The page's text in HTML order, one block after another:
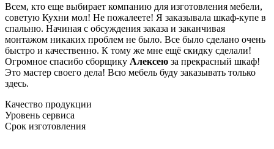
Всем, кто еще выбирает компанию для изготовления мебели,
советую Кухни мол! Не пожалеете! Я заказывала шкаф-купе в
спальню. Начиная с обсуждения заказа и заканчивая
монтажом никаких проблем не было. Все было сделано очень
быстро и качественно. К тому же мне ещё скидку сделали!
Огромное спасибо сборщику Алексею за прекрасный шкаф!
Это мастер своего дела! Всю мебель буду заказывать только
здесь.
Качество продукции
Уровень сервиса
Срок изготовления